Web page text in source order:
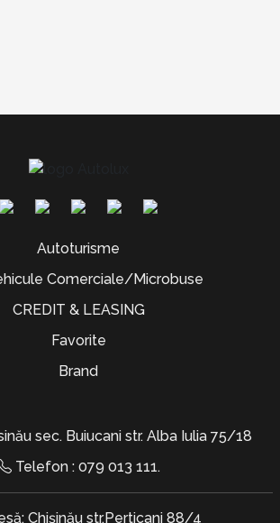
Autoturisme
Comerciale/Microbuse
CREDIT & LEASING
Favorite
Brand
sec. Buiucani str. Alba Iulia 75/18
Telefon : 079 013 111.
Chișinău str.Perticani 88/4